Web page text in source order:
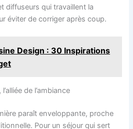
diffuseurs qui travaillent la
éviter de corriger après coup.
Design : 30 Inspirations
de l’ambiance
paraît enveloppante, proche
Pour un séjour qui sert